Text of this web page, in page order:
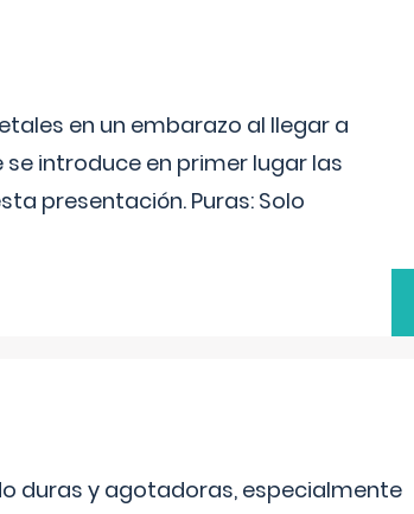
en un embarazo al llegar a
introduce en primer lugar las
presentación. Puras: Solo
duras y agotadoras, especialmente